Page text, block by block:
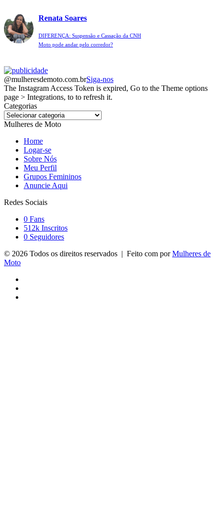
Renata Soares
DIFERENÇA: Suspensão e Cassação da CNH
Moto pode andar pelo corredor?
@mulheresdemoto.com.brSiga-nos
The Instagram Access Token is expired, Go to the Theme options
page > Integrations, to to refresh it.
Categorias
Categorias
Mulheres de Moto
Home
Logar-se
Sobre Nós
Meu Perfil
Grupos Femininos
Anuncie Aqui
Redes Sociais
0 Fans
512k Inscritos
0 Seguidores
© 2026 Todos os direitos reservados | Feito com porMulheres de
Moto